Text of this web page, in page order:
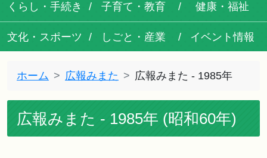
くらし・手続き 子育て・教育 健康・福祉
文化・スポーツ しごと・産業 イベント情報
ホーム 広報みまた 広報みまた - 1985年
広報みまた - 1985年 (昭和60年)